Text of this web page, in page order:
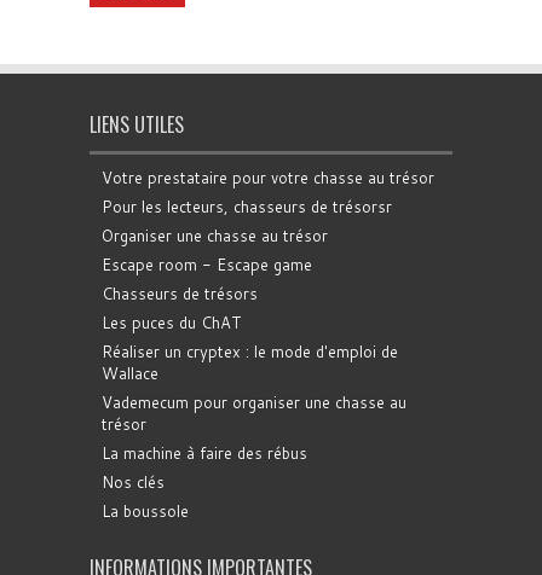
LIENS UTILES
Votre prestataire pour votre chasse au trésor
Pour les lecteurs, chasseurs de trésorsr
Organiser une chasse au trésor
Escape room - Escape game
Chasseurs de trésors
Les puces du ChAT
Réaliser un cryptex : le mode d'emploi de
Wallace
Vademecum pour organiser une chasse au
trésor
La machine à faire des rébus
Nos clés
La boussole
INFORMATIONS IMPORTANTES